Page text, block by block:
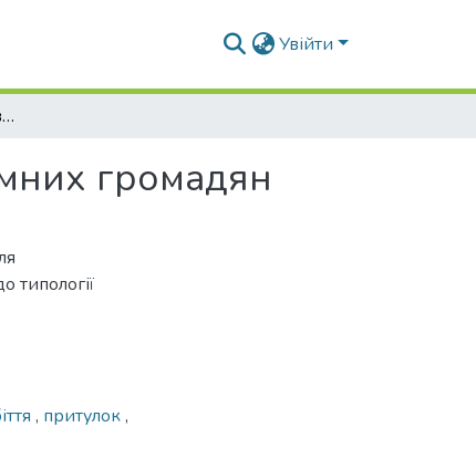
Увійти
Типи житлових будинків та осередків для бездомних громадян
громадян
типології
, притулок,